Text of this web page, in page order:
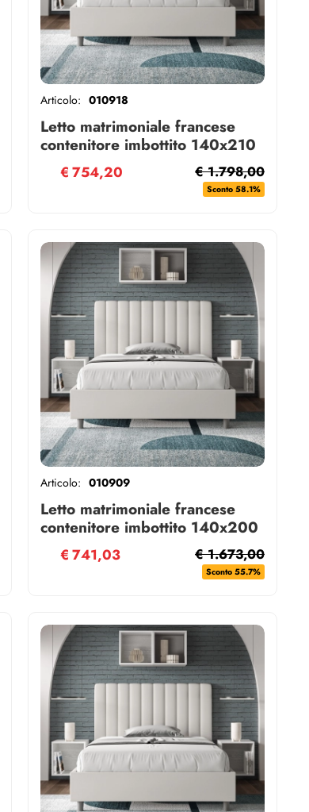
Letto matrimoniale francese
contenitore imbottito 140x210
similpelle bianco Agueda
Articolo: 010918
€ 1.798,00
Sconto 58.1%
€ 754,20
Letto matrimoniale francese
contenitore imbottito 140x200
similpelle bianco Agueda
Articolo: 010909
€ 1.673,00
Sconto 55.7%
€ 741,03